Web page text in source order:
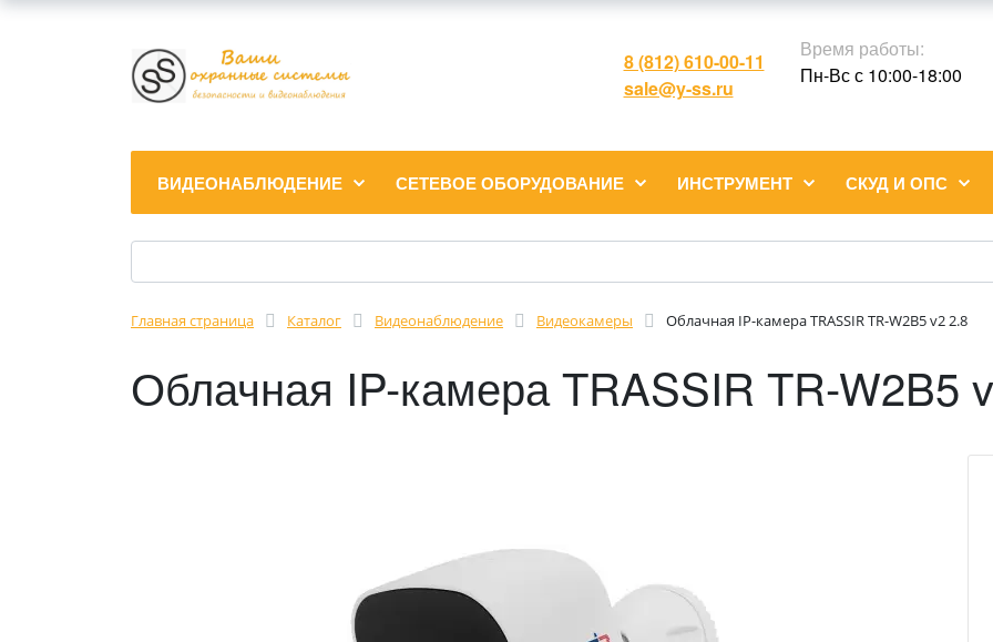
8 (812) 610-00-11
sale@y-ss.ru
Время работы:
Пн-Вс с 10:00-18:00
ВИДЕОНАБЛЮДЕНИЕ СЕТЕВОЕ ОБОРУДОВАНИЕ ИНСТРУМЕНТ СКУД И ОПС
Главная страница Каталог Видеонаблюдение Видеокамеры Облачная IP-камера TRASSIR TR-W2B5 v2 2.8
Облачная IP-камера TRASSIR TR-W2B5